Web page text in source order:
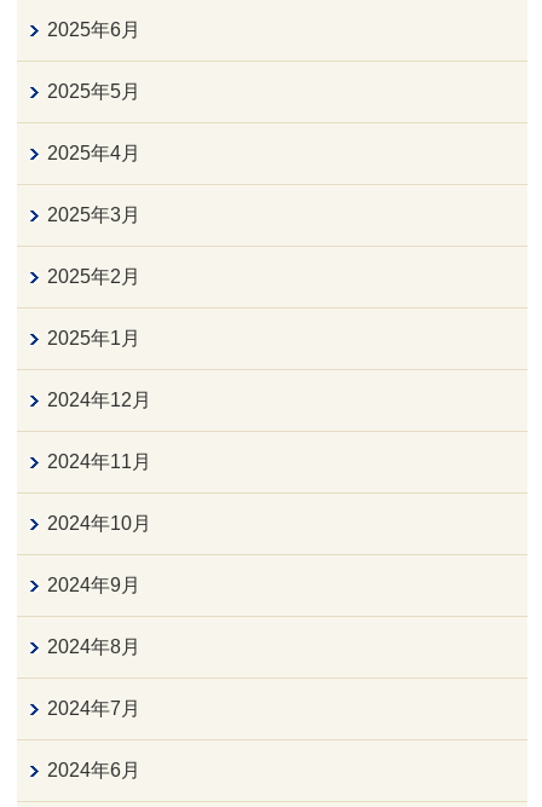
2025年6月
2025年5月
2025年4月
2025年3月
2025年2月
2025年1月
2024年12月
2024年11月
2024年10月
2024年9月
2024年8月
2024年7月
2024年6月